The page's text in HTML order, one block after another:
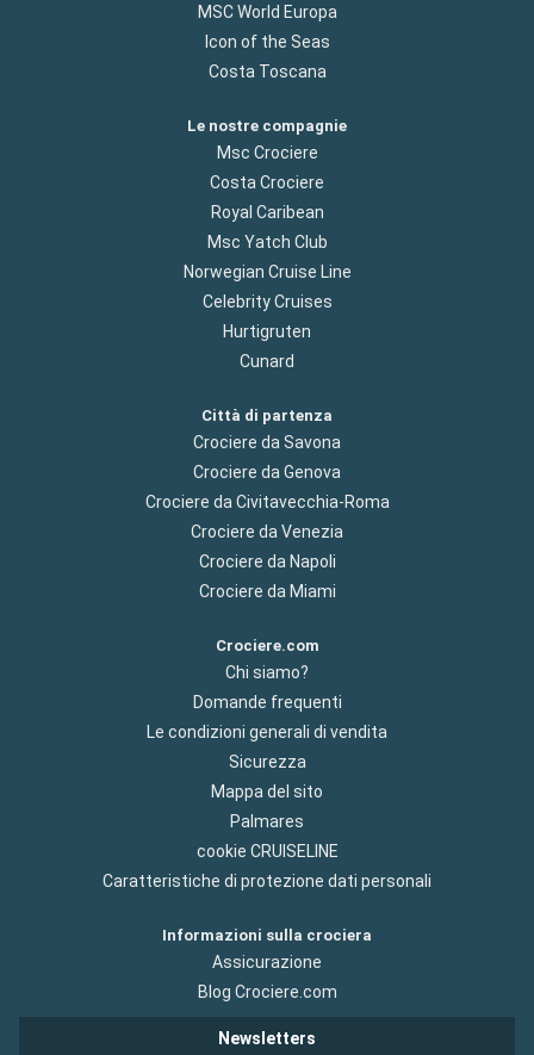
MSC World Europa
Icon of the Seas
Costa Toscana
Le nostre compagnie
Msc Crociere
Costa Crociere
Royal Caribean
Msc Yatch Club
Norwegian Cruise Line
Celebrity Cruises
Hurtigruten
Cunard
Città di partenza
Crociere da Savona
Crociere da Genova
Crociere da Civitavecchia-Roma
Crociere da Venezia
Crociere da Napoli
Crociere da Miami
Crociere.com
Chi siamo?
Domande frequenti
Le condizioni generali di vendita
Sicurezza
Mappa del sito
Palmares
cookie CRUISELINE
Caratteristiche di protezione dati personali
Informazioni sulla crociera
Assicurazione
Blog Crociere.com
Newsletters